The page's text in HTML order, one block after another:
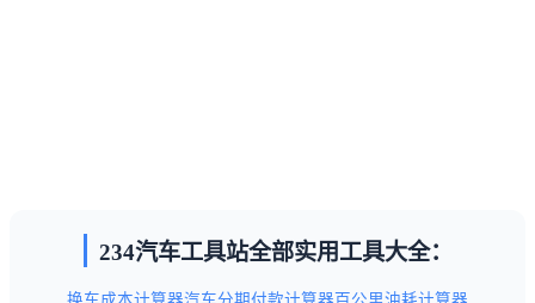
234汽车工具站全部实用工具大全：